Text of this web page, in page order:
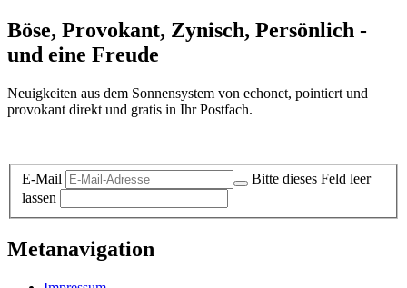
Böse, Provokant, Zynisch, Persönlich -
und eine Freude
Neuigkeiten aus dem Sonnensystem von echonet, pointiert und
provokant direkt und gratis in Ihr Postfach.
E-Mail
Bitte dieses Feld leer
lassen
Metanavigation